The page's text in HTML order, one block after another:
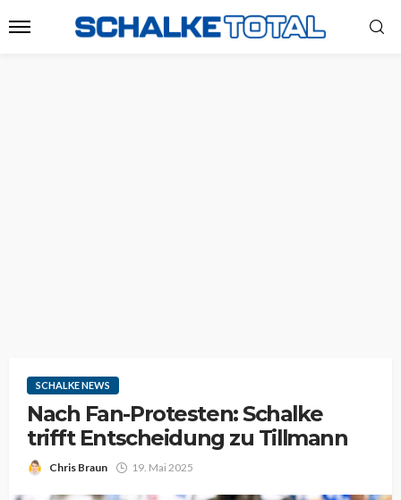
SCHALKE NEWS
Nach Fan-Protesten: Schalke
trifft Entscheidung zu Tillmann
Chris Braun 19. Mai 2025